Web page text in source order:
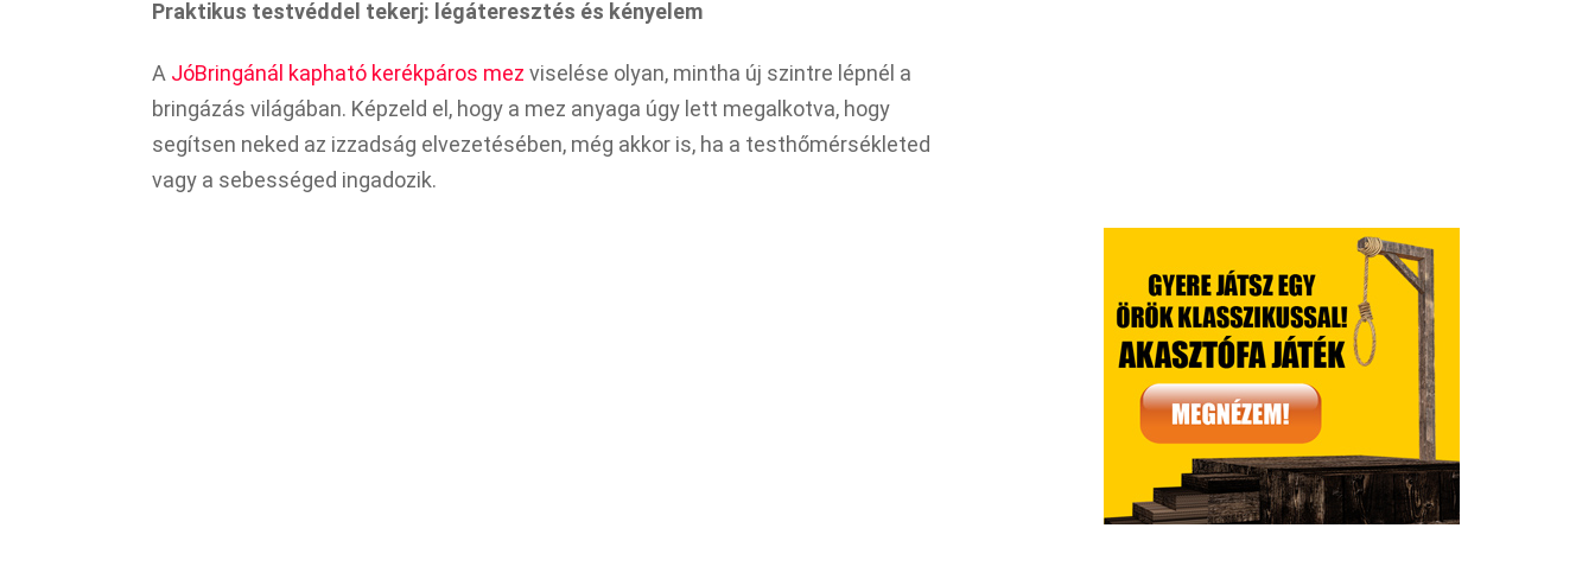
Praktikus testvéddel tekerj: légáteresztés és kényelem
AJóBringánál kapható kerékpáros mez viselése olyan, mintha új szintre lépnél a
bringázás világában. Képzeld el, hogy a mez anyaga úgy lett megalkotva, hogy
segítsen neked az izzadság elvezetésében, még akkor is, ha a testhőmérsékleted
vagy a sebességed ingadozik.